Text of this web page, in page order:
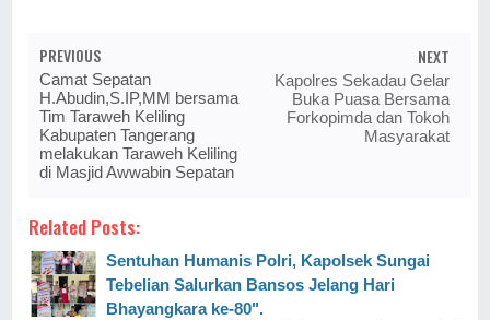
PREVIOUS
Camat Sepatan
H.Abudin,S.IP,MM bersama
Tim Taraweh Keliling
Kabupaten Tangerang
melakukan Taraweh Keliling
di Masjid Awwabin Sepatan
NEXT
Kapolres Sekadau Gelar
Buka Puasa Bersama
Forkopimda dan Tokoh
Masyarakat
Related Posts:
Sentuhan Humanis Polri, Kapolsek Sungai
Tebelian Salurkan Bansos Jelang Hari
Bhayangkara ke-80".